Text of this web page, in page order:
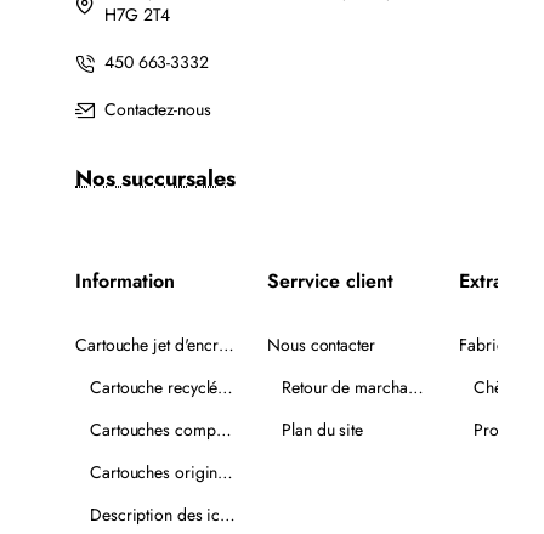
H7G 2T4
450 663-3332
Contactez-nous
Nos succursales
Information
Cartouche jet d'encre recyclée
Cartouche recyclée PLUS
Cartouches compatibles
Cartouches originales
Description des icônes
Serrvice client
Nous contacter
Retour de marchandise
Plan du site
Extra
Fabricants